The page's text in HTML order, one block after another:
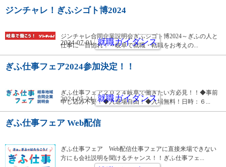
ジンチャレ！ぎふシゴト博2024
ジンチャレ合同企業説明会ぎふシゴト博2024～ぎふの人と
仕事に一目惚れ！～岐阜で就職・転職をお考えの...
2024-07-01 就職ガイダンス
ぎふ仕事フェア2024参加決定！！
ぎふ仕事フェア２０２４岐阜で働きたい方必見！！◆事前
申し込み不要！◆入退場自由！◆入場無料！日時：６...
2024-05-24 就職ガイダンス
ぎふ仕事フェア Web配信
ぎふ仕事フェア Web配信仕事フェアに直接来場できない
方にも会社説明を聞けるチャンス！！ぎふ仕事フェ...